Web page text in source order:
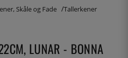
Skåle og Fade Tallerkener
LUNAR - BONNA